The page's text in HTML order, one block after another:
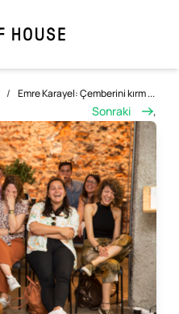
/ Emre Karayel: Çemberini kırm ...
Sonraki ,